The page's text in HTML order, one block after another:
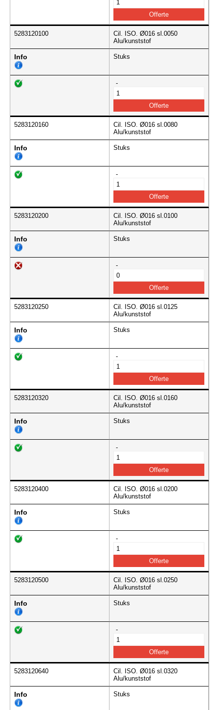
5283120100
Cil. ISO. Ø016 sl.0050
Alu/kunststof
Info Stuks
-
5283120160
Cil. ISO. Ø016 sl.0080
Alu/kunststof
Info Stuks
-
5283120200
Cil. ISO. Ø016 sl.0100
Alu/kunststof
Info Stuks
-
5283120250
Cil. ISO. Ø016 sl.0125
Alu/kunststof
Info Stuks
-
5283120320
Cil. ISO. Ø016 sl.0160
Alu/kunststof
Info Stuks
-
5283120400
Cil. ISO. Ø016 sl.0200
Alu/kunststof
Info Stuks
-
5283120500
Cil. ISO. Ø016 sl.0250
Alu/kunststof
Info Stuks
-
5283120640
Cil. ISO. Ø016 sl.0320
Alu/kunststof
Info Stuks